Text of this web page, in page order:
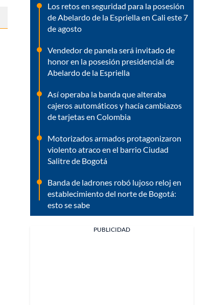
Los retos en seguridad para la posesión
de Abelardo de la Espriella en Cali este 7
de agosto
Vendedor de panela será invitado de
honor en la posesión presidencial de
Abelardo de la Espriella
Así operaba la banda que alteraba
cajeros automáticos y hacía cambiazos
de tarjetas en Colombia
Motorizados armados protagonizaron
violento atraco en el barrio Ciudad
Salitre de Bogotá
Banda de ladrones robó lujoso reloj en
establecimiento del norte de Bogotá:
esto se sabe
PUBLICIDAD